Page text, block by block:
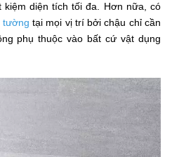
kiệm diện tích tối đa. Hơn nữa, có
tường tại mọi vị trí bởi chậu chỉ cần
phụ thuộc vào bất cứ vật dụng